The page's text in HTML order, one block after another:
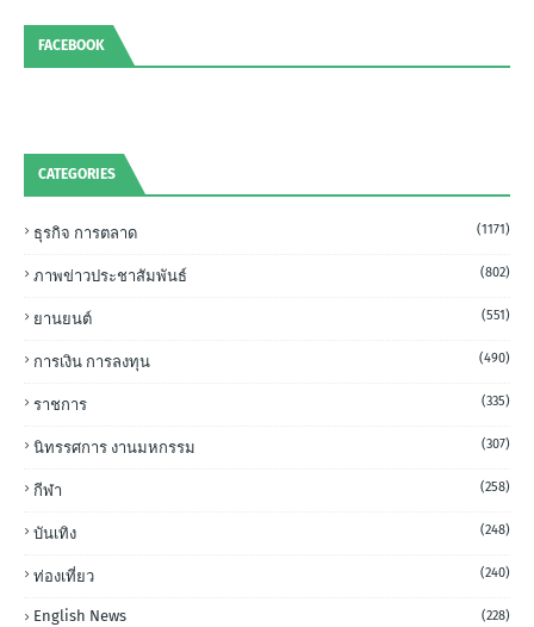
FACEBOOK
CATEGORIES
ธุรกิจ การตลาด (1171)
ภาพข่าวประชาสัมพันธ์ (802)
ยานยนต์ (551)
การเงิน การลงทุน (490)
ราชการ (335)
นิทรรศการ งานมหกรรม (307)
กีฬา (258)
บันเทิง (248)
ท่องเที่ยว (240)
English News (228)